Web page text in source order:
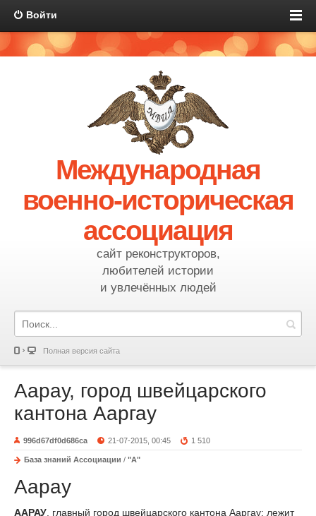
Войти
Международная
военно-историческая
ассоциация
сайт реконструкторов,
любителей истории
и увлечённых людей
Полная версия сайта
Аарау, город швейцарского
кантона Ааргау
996d67df0d686ca 21-07-2015, 00:45 1 510
База знаний Ассоциации / "А"
Аарау
ААРАУ , главный город швейцарского кантона Ааргау; лежит